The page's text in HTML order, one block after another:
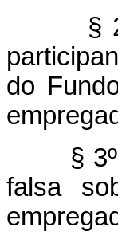
§ 2º -
do
§ 3º -
falsa